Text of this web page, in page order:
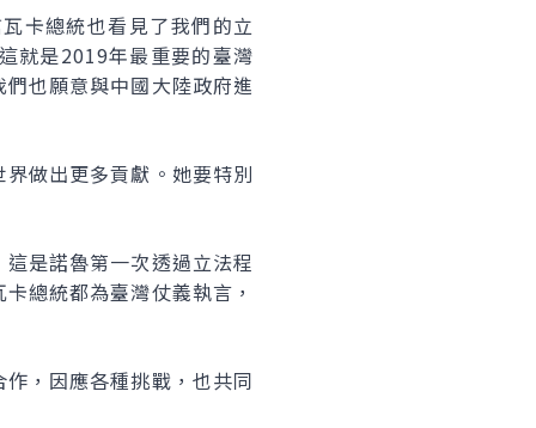
卡總統也看見了我們的立
就是2019年最重要的臺灣
也願意與中國大陸政府進
做出更多貢獻。她要特別
是諾魯第一次透過立法程
總統都為臺灣仗義執言，
，因應各種挑戰，也共同